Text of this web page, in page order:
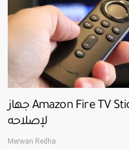
جهاز Amazon Fire TV Stick لا يعمل؟ 4 حلول
لإصلاحه
Merwan Redha